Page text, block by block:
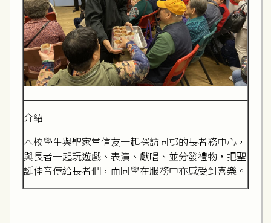
介紹
本校學生與聖家堂信友一起探訪同邨的長者務中心，
與長者一起玩遊戲、表演、獻唱、並分發禮物，把聖
誕佳音傳給長者們，而同學在服務中亦感受到喜樂。